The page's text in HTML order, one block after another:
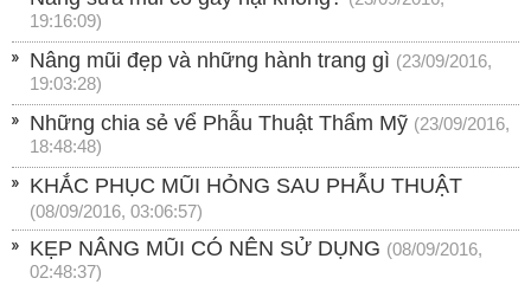
19:16:09)
Nâng mũi đẹp và những hành trang gì (23/09/2016,
19:03:28)
Những chia sẻ vể Phẫu Thuật Thẩm Mỹ (23/09/2016,
18:48:48)
KHẮC PHỤC MŨI HỎNG SAU PHẪU THUẬT
(08/09/2016, 03:06:57)
KẸP NÂNG MŨI CÓ NÊN SỬ DỤNG (08/09/2016,
02:48:37)